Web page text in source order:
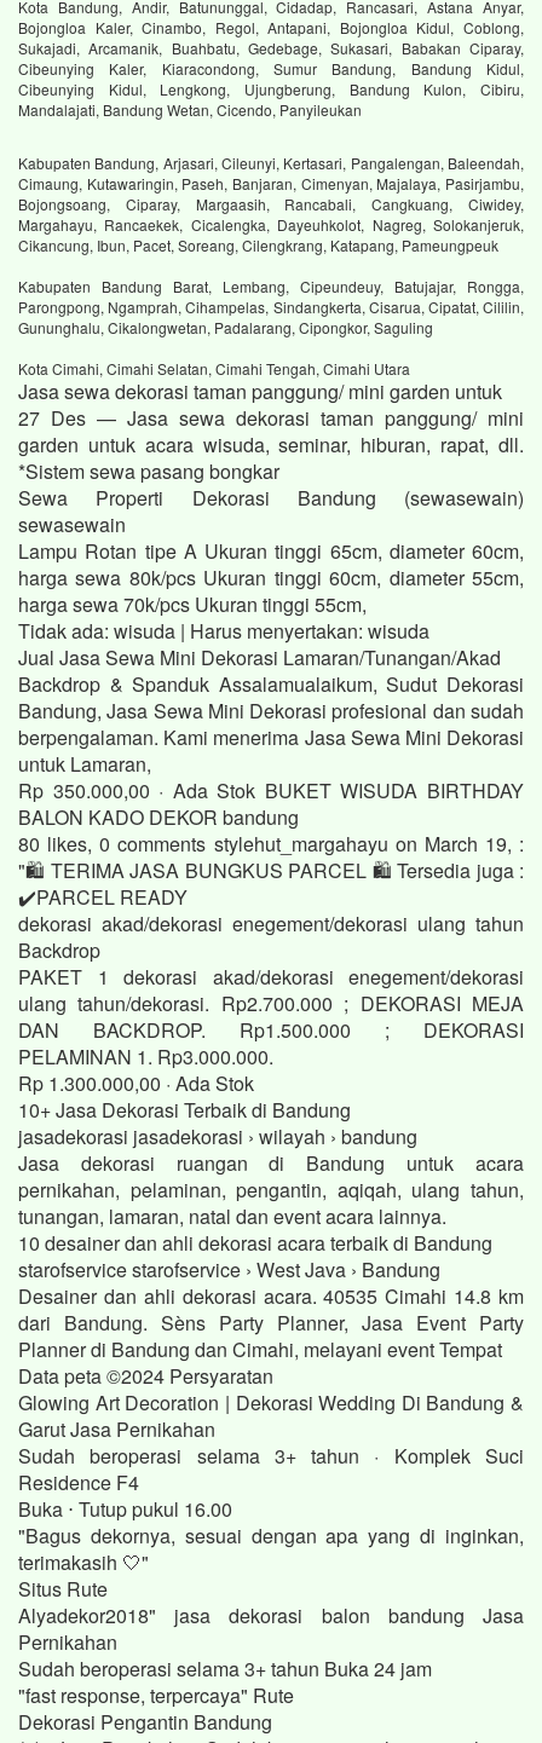
Kota Bandung, Andir, Batununggal, Cidadap, Rancasari, Astana Anyar,
Bojongloa Kaler, Cinambo, Regol, Antapani, Bojongloa Kidul, Coblong,
Sukajadi, Arcamanik, Buahbatu, Gedebage, Sukasari, Babakan Ciparay,
Cibeunying Kaler, Kiaracondong, Sumur Bandung, Bandung Kidul,
Cibeunying Kidul, Lengkong, Ujungberung, Bandung Kulon, Cibiru,
Mandalajati, Bandung Wetan, Cicendo, Panyileukan
Kabupaten Bandung, Arjasari, Cileunyi, Kertasari, Pangalengan, Baleendah,
Cimaung, Kutawaringin, Paseh, Banjaran, Cimenyan, Majalaya, Pasirjambu,
Bojongsoang, Ciparay, Margaasih, Rancabali, Cangkuang, Ciwidey,
Margahayu, Rancaekek, Cicalengka, Dayeuhkolot, Nagreg, Solokanjeruk,
Cikancung, Ibun, Pacet, Soreang, Cilengkrang, Katapang, Pameungpeuk
Kabupaten Bandung Barat, Lembang, Cipeundeuy, Batujajar, Rongga,
Parongpong, Ngamprah, Cihampelas, Sindangkerta, Cisarua, Cipatat, Cililin,
Gununghalu, Cikalongwetan, Padalarang, Cipongkor, Saguling
Kota Cimahi, Cimahi Selatan, Cimahi Tengah, Cimahi Utara
Jasa sewa dekorasi taman panggung/ mini garden untuk
27 Des — Jasa sewa dekorasi taman panggung/ mini
garden untuk acara wisuda, seminar, hiburan, rapat, dll.
*Sistem sewa pasang bongkar
Sewa Properti Dekorasi Bandung (sewasewain)
sewasewain
Lampu Rotan tipe A Ukuran tinggi 65cm, diameter 60cm,
harga sewa 80k/pcs Ukuran tinggi 60cm, diameter 55cm,
harga sewa 70k/pcs Ukuran tinggi 55cm,
Tidak ada: wisuda ‎| Harus menyertakan: wisuda
Jual Jasa Sewa Mini Dekorasi Lamaran/Tunangan/Akad
Backdrop & Spanduk Assalamualaikum, Sudut Dekorasi
Bandung, Jasa Sewa Mini Dekorasi profesional dan sudah
berpengalaman. Kami menerima Jasa Sewa Mini Dekorasi
untuk Lamaran,
Rp 350.000,00 · ‎Ada Stok BUKET WISUDA BIRTHDAY
BALON KADO DEKOR bandung
80 likes, 0 comments stylehut_margahayu on March 19, :
"🛍️ TERIMA JASA BUNGKUS PARCEL 🛍️ Tersedia juga :
✔️PARCEL READY
dekorasi akad/dekorasi enegement/dekorasi ulang tahun
Backdrop
PAKET 1 dekorasi akad/dekorasi enegement/dekorasi
ulang tahun/dekorasi. Rp2.700.000 ; DEKORASI MEJA
DAN BACKDROP. Rp1.500.000 ; DEKORASI
PELAMINAN 1. Rp3.000.000.
Rp 1.300.000,00 · ‎Ada Stok
10+ Jasa Dekorasi Terbaik di Bandung
jasadekorasi jasadekorasi › wilayah › bandung
Jasa dekorasi ruangan di Bandung untuk acara
pernikahan, pelaminan, pengantin, aqiqah, ulang tahun,
tunangan, lamaran, natal dan event acara lainnya.
10 desainer dan ahli dekorasi acara terbaik di Bandung
starofservice starofservice › West Java › Bandung
Desainer dan ahli dekorasi acara. 40535 Cimahi 14.8 km
dari Bandung. Sèns Party Planner, Jasa Event Party
Planner di Bandung dan Cimahi, melayani event Tempat
Data peta ©2024 Persyaratan
Glowing Art Decoration | Dekorasi Wedding Di Bandung &
Garut Jasa Pernikahan
Sudah beroperasi selama 3+ tahun · Komplek Suci
Residence F4
Buka ⋅ Tutup pukul 16.00
"Bagus dekornya, sesuai dengan apa yang di inginkan,
terimakasih 🤍"
Situs Rute
Alyadekor2018" jasa dekorasi balon bandung Jasa
Pernikahan
Sudah beroperasi selama 3+ tahun Buka 24 jam
"fast response, terpercaya" Rute
Dekorasi Pengantin Bandung